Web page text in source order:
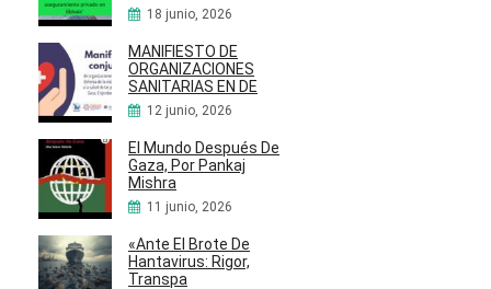
18 junio, 2026
MANIFIESTO DE
ORGANIZACIONES
SANITARIAS EN DE
12 junio, 2026
El Mundo Después De
Gaza, Por Pankaj
Mishra
11 junio, 2026
«Ante El Brote De
Hantavirus: Rigor,
Transpa